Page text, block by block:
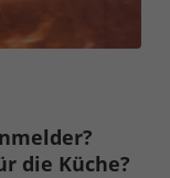
die Küche?